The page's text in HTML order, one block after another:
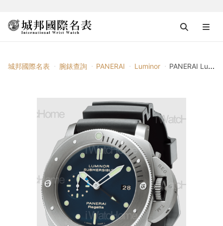
城邦國際名表 腕錶查詢 PANERAI Luminor PANERAI Luminor Submersible 1950 Regatta 3 Days